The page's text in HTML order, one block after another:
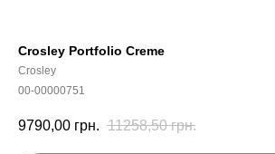
Crosley Portfolio Creme
Crosley
00-00000751
9790,00 грн. 11258,50 грн.